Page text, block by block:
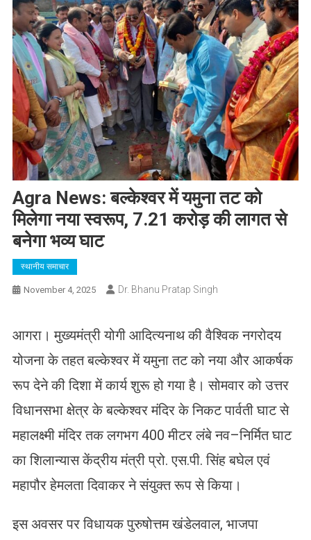
Agra News: बल्केश्वर में यमुना तट को
मिलेगा नया स्वरूप, 7.21 करोड़ की लागत से
बनेगा भव्य घाट
स्थानीय समाचार
November 4, 2025 Dr. Bhanu Pratap Singh
आगरा। मुख्यमंत्री योगी आदित्यनाथ की वैश्विक नगरोदय
योजना के तहत बल्केश्वर में यमुना तट को नया और आकर्षक
रूप देने की दिशा में कार्य शुरू हो गया है। सोमवार को उत्तर
विधानसभा क्षेत्र के बल्केश्वर मंदिर के निकट पार्वती घाट से
महालक्ष्मी मंदिर तक लगभग 400 मीटर लंबे नव–निर्मित घाट
का शिलान्यास केंद्रीय मंत्री प्रो. एस.पी. सिंह बघेल एवं
महापौर हेमलता दिवाकर ने संयुक्त रूप से किया।
इस अवसर पर विधायक पुरुषोत्तम खंडेलवाल, भाजपा